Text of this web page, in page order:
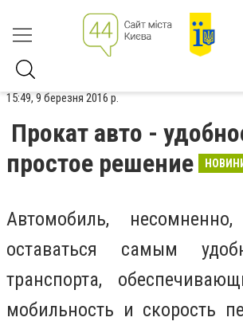
15:49, 9 березня 2016 р.
Прокат авто -
простое решение
Автомобиль,
оставаться самым
транспорта,
мобильность и скорость